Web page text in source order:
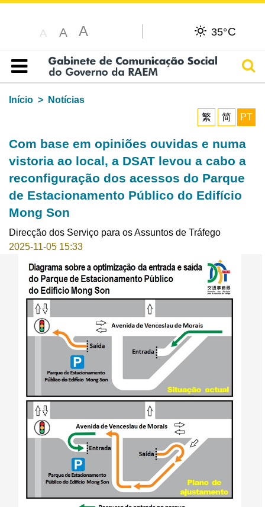
A A A 35°C
Índice
Início
Notícias
繁
简 PT
Com base em opiniões ouvidas e numa
vistoria ao local, a DSAT levou a cabo a
reconfiguração dos acessos do Parque
de Estacionamento Público do Edifício
Mong Son
Direcção dos Serviço para os Assuntos de Tráfego
2025-11-05 15:33